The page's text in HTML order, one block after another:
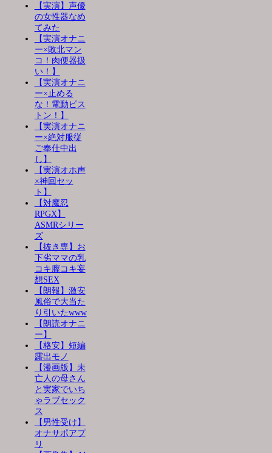
【実演】声優
の女性器なめ
てみた
【実演オナニ
ー×敗北マン
コ！肉便器扱
い！】
【実演オナニ
ー×止める
な！電動ピス
トン！】
【実演オナニ
ー×絶対服従
ご奉仕中出
し】
【実演オホ声
×神回セッ
ト】
【対魔忍
RPGX】
ASMRシリー
ズ
【抜き専】お
下劣ママの乳
コキ膣コキ妄
想SEX
【朗報】激安
風俗で大当た
り引いたwww
【朗読オナニ
ー】
【格安】短編
露出モノ
【漫画版】未
亡人の母さん
と実家でいち
ゃラブセック
ス
【男性受け】
オナサポアプ
リ